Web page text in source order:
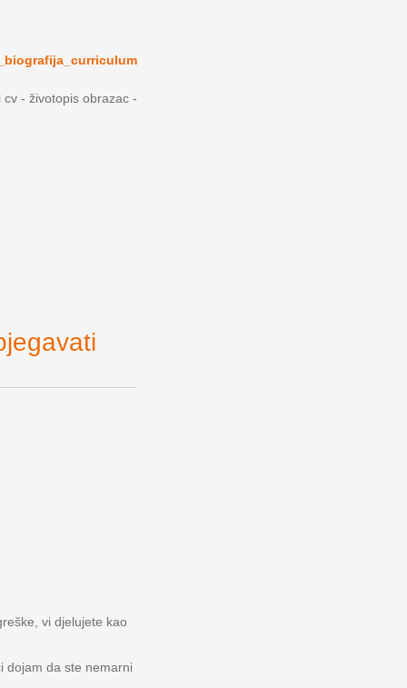
- životopis obrazac -
vi djelujete kao
dojam da ste nemarni